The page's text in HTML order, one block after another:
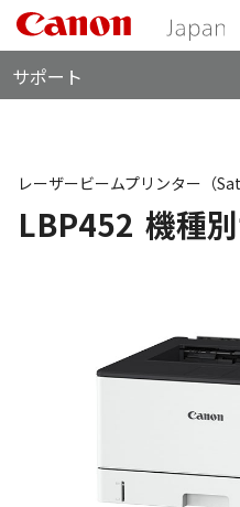
サポート
LBP452 機種
レーザービームプリンター（